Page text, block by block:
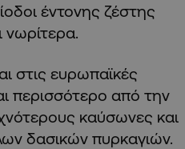
έντονης ζέστης
νωρίτερα.
στις ευρωπαϊκές
περισσότερο από την
καύσωνες και
δασικών πυρκαγιών.